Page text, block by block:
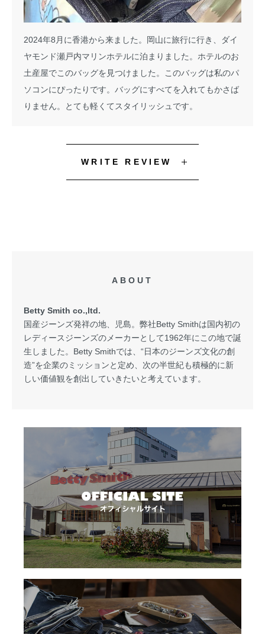
2024年8月に香港から来ました。岡山に旅行に行き、ダイ
ヤモンド瀬戸内マリンホテルに泊まりました。ホテルのお
土産屋でこのバッグを見つけました。このバッグは私のパ
ソコンにぴったりです。バッグにすべてを入れてもかさば
りません。とても軽くてスタイリッシュです。
WRITE REVIEW
ABOUT
Betty Smith co.,ltd.
国産ジーンズ発祥の地、児島。弊社Betty Smithは国内初の
レディースジーンズのメーカーとして1962年にこの地で誕
生しました。Betty Smithでは、“日本のジーンズ文化の創
造”を企業のミッションと定め、次の半世紀も積極的に新
しい価値観を創出していきたいと考えています。